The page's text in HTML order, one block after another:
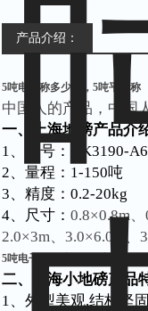
产品介绍：
5吨电子称多少价，5吨平台称
中国人的产品，中国
一、上海地磅产品介
1、型号：XK3190-
2、量程：1-150吨
3、精度：0.2-20kg
4、尺寸： 0.8×0.8m
2.0×3m、3.0×6.0m、
5吨电子称多少价，5吨平台称
二、上海小地磅产品
1、外型美观,结构坚